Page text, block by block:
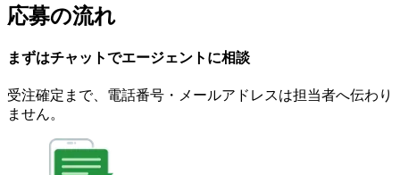
応募の流れ
まずはチャットでエージェント に相談
受注確定まで、 電話番号・メールアドレスは担当者へ伝わり
ません。